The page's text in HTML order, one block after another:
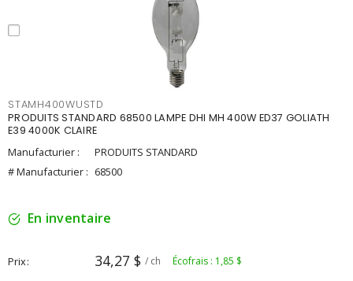
STAMH400WUSTD
PRODUITS STANDARD 68500 LAMPE DHI MH 400W ED37 GOLIATH
E39 4000K CLAIRE
Manufacturier :
PRODUITS STANDARD
# Manufacturier : 68500
En inventaire
Prix 34,27 $ / ch Écofrais : 1,85 $